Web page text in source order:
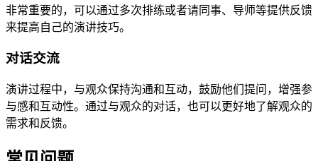
非常重要的，可以通过多次排练或者请同事、导师等提供反馈
来提高自己的演讲技巧。
对话交流
演讲过程中，与观众保持沟通和互动，鼓励他们提问，增强参
与感和互动性。通过与观众的对话，也可以更好地了解观众的
需求和反馈。